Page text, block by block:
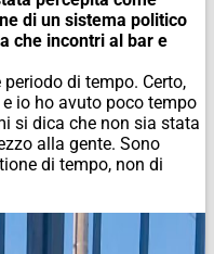
di un sistema politico
che incontri al bar e
di tempo. Certo,
io ho avuto poco tempo
si dica che non sia stata
alla gente. Sono
di tempo, non di